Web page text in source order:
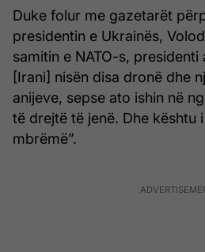
Duke folur me gazetarët
presidentin e Ukrainës,
samitin e NATO-s,
[Irani] nisën disa dronë dhe
anijeve, sepse ato ishin në
të drejtë të jenë. Dhe kështu
mbrëmë”.